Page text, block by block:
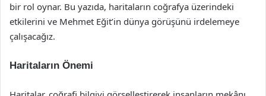
bir rol oynar. Bu yazıda, haritaların coğrafya üzerindeki
etkilerini ve Mehmet Eğit’in dünya görüşünü irdelemeye
çalışacağız.
Haritaların Önemi